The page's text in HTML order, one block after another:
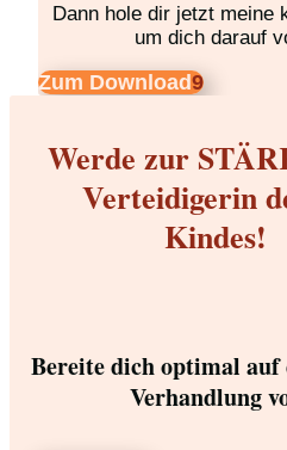
Dann hole dir jetzt meine
um dich darauf
Zum Download
Werde zur
Verteidigerin
Kindes!
Bereite dich optimal auf
Verhandlung